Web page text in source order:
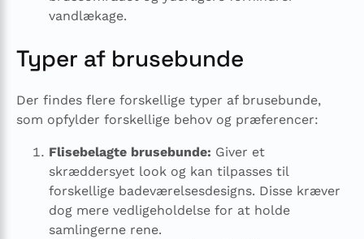
vandlækage.
Typer af brusebunde
Der findes flere forskellige typer af brusebunde,
som opfylder forskellige behov og præferencer:
Flisebelagte brusebunde: Giver et
skræddersyet look og kan tilpasses til
forskellige badeværelsesdesigns. Disse kræver
dog mere vedligeholdelse for at holde
samlingerne rene.